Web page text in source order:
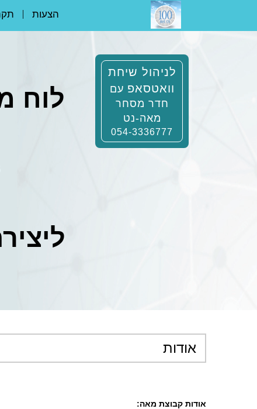
הצעות
לוח
לניהול שיחת
וואטסאפ עם
חדר מסחר
מאה-נט
054-3336777
אודות
אודות קבוצת מאה: